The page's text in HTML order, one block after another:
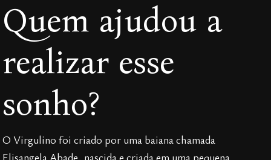
Quem ajudou a
realizar esse
sonho?
O Virgulino foi criado por uma baiana chamada
Elisangela Abade, nascida e criada em uma pequena